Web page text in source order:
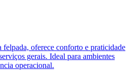
oferece conforto e praticidade
gerais. Ideal para ambientes
operacional.